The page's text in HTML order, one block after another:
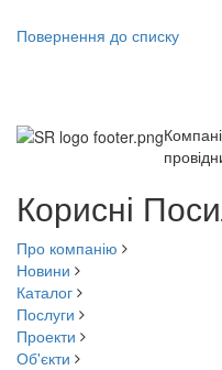
Повернення до списку
Корисні
Про компанію
Новини
Каталог
Послуги
Проекти
Об'єкти